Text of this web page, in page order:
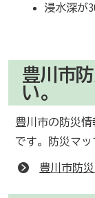
浸水深が
豊川市
い。
豊川市の防災
です。防災マッ
豊川市防